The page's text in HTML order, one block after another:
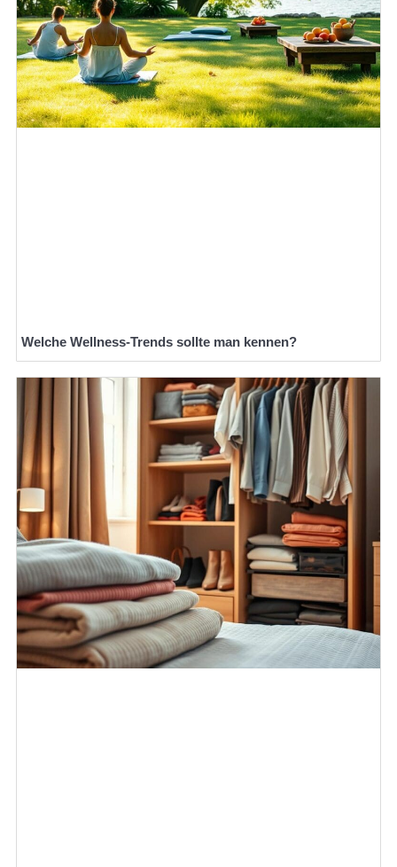
Welche Wellness-Trends sollte man kennen?